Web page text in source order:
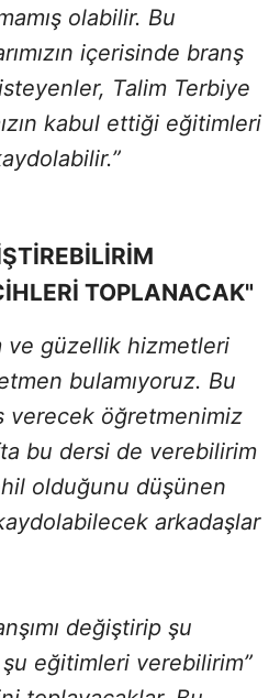
olabilir. Bu
içerisinde branş
Talim Terbiye
kabul ettiği eğitimleri
TOPLANACAK"
ve güzellik hizmetleri
bulamıyoruz. Bu
verecek öğretmenimiz
bu dersi de verebilirim
olduğunu düşünen
arkadaşlar
değiştirip şu
eğitimleri verebilirim”